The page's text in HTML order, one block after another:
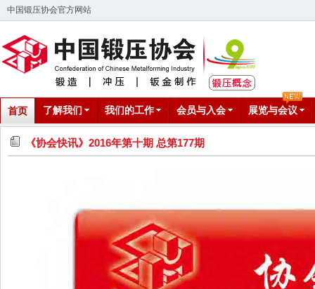
中国锻压协会官方网站
首页 了解我们 我们的工作 会员与入会 展览与会议
《协会快讯》2016年第十期 总第177期